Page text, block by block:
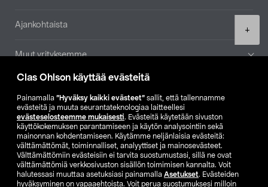
Clas Ohlson käyttää evästeitä
Painamalla ”Hyväksy kaikki evästeet” sallit, että tallennamme
evästeitä ja muuta seurantateknologiaa laitteellesi
evästeselosteemme mukaisesti. Evästeitä käytetään sivuston
käyttökokemuksen parantamiseen ja käytön analysointiin sekä
mainonnan kohdentamiseen. Käytämme neljänlaisia evästeitä:
välttämättömät, toiminnalliset, analyyttiset ja mainosevästeet.
Välttämättömiin evästeisiin ei tarvita suostumustasi, sillä ne ovat
välttämättömiä verkkosivuston sisällön toimimisen kannalta. Voit
halutessasi muuttaa asetuksiasi painamalla Asetukset. Evästeiden
hyväksyminen on vapaaehtoista. Voit perua suostumuksesi milloin
+
Ajankohtaista
Muut yrityksemme
Etsi myymälä
SE NO FI
FI SV